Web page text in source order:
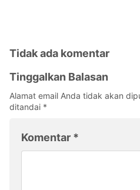
Tidak ada komentar
Tinggalkan Balasan
Alamat email Anda tidak akan
ditandai *
Komentar *